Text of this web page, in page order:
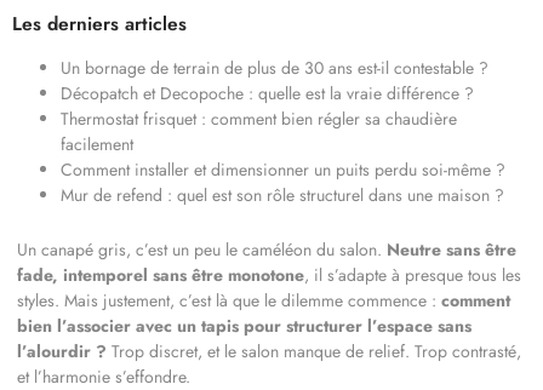
Un canapé gris, c’est un peu le caméléon du salon. Neutre sans être
fade, intemporel sans être monotone, il s’adapte à presque tous les
styles. Mais justement, c’est là que le dilemme commence : comment
bien l’associer avec un tapis pour structurer l’espace sans
l’alourdir ? Trop discret, et le salon manque de relief. Trop contrasté,
et l’harmonie s’effondre.
Les derniers articles
Un bornage de terrain de plus de 30 ans est-il contestable ?
Décopatch et Decopoche : quelle est la vraie différence ?
Thermostat frisquet : comment bien régler sa chaudière
facilement
Comment installer et dimensionner un puits perdu soi-même ?
Mur de refend : quel est son rôle structurel dans une maison ?